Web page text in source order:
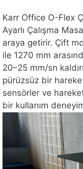
Karr Office O-Flex
Ayarlı Çalışma
araya getirir. Çift
ile 1270 mm
20–25 mm/sn
pürüzsüz bir
sensörler ve
bir kullanım